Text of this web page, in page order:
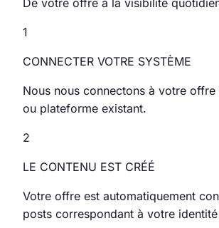
De votre offre à la visibilité
1
CONNECTER VOTRE SYSTÈME
Nous nous connectons à votre
ou plateforme existant.
2
LE CONTENU EST CRÉÉ
Votre offre est automatiquement
posts correspondant à votre